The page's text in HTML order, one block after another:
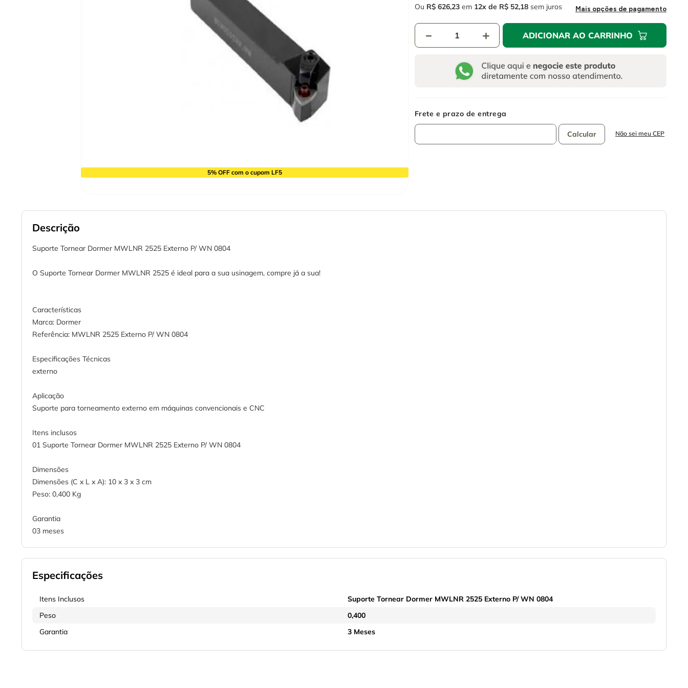
5% OFF com o cupom LF5
Ou R$ 626,23 em 12 R$ 52,18 sem juros Mais opções de pagamento
＋
－ ADICIONAR AO CARRINHO
Não sei meu CEP
Descrição
Suporte Tornear Dormer MWLNR 2525 Externo P/ WN 0804
O Suporte Tornear Dormer MWLNR 2525 é ideal para a sua usinagem, compre já a sua!
Características
Marca: Dormer
Referência: MWLNR 2525 Externo P/ WN 0804
Especificações Técnicas
externo
Aplicação
Suporte para torneamento externo em máquinas convencionais e CNC
Itens inclusos
01 Suporte Tornear Dormer MWLNR 2525 Externo P/ WN 0804
Dimensões
Dimensões (C x L x A): 10 x 3 x 3 cm
Peso: 0,400 Kg
Garantia
03 meses
Especificações
Itens Inclusos
Suporte Tornear Dormer MWLNR 2525 Externo P/ WN 0804
Peso
0,400
Garantia
3 Meses